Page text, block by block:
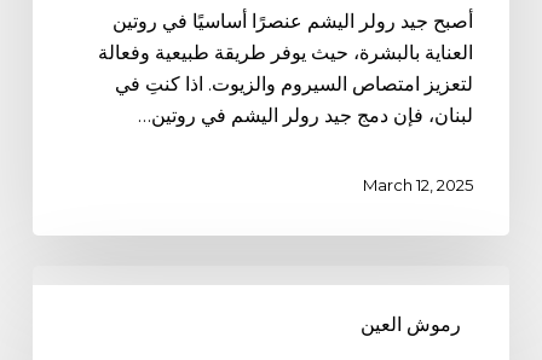
والزيوت:
تعظيم
الامتصاص
والفعالية
أصبح جيد رولر اليشم عنصرًا أساسيًا في روتين
العناية بالبشرة، حيث يوفر طريقة طبيعية وفعالة
لتعزيز امتصاص السيروم والزيوت. اذا كنتِ في
لبنان، فإن دمج جيد رولر اليشم في روتين…
March 12, 2025
الرموش
رموش العين